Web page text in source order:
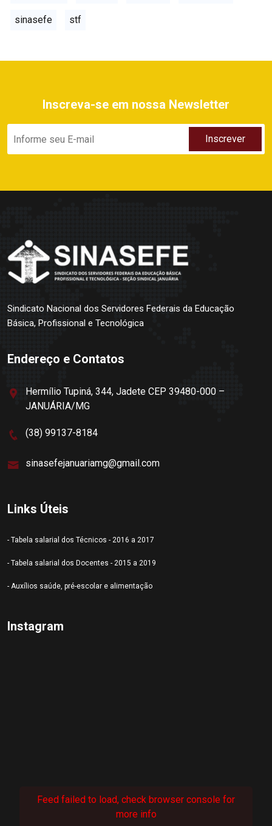
sinasefe stf
Inscreva-se em nossa Newsletter
Sindicato Nacional dos Servidores Federais da Educação
Básica, Profissional e Tecnológica
Endereço e Contatos
Hermílio Tupiná, 344, Jadete CEP 39480-000 –
JANUÁRIA/MG
(38) 99137-8184
sinasefejanuariamg@gmail.com
Links Úteis
- Tabela salarial dos Técnicos - 2016 a 2017
- Tabela salarial dos Docentes - 2015 a 2019
- Auxílios saúde, pré-escolar e alimentação
Instagram
Feed failed to load, check browser console for
more info